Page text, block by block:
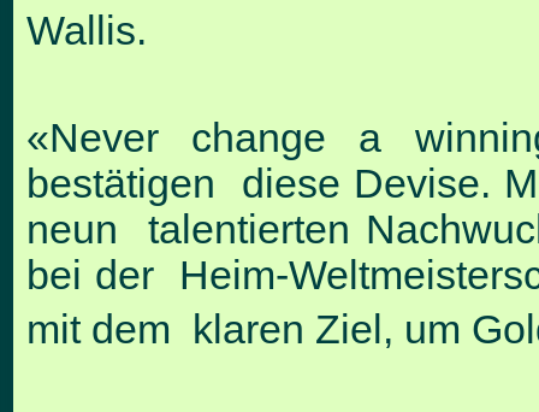
Wallis.
«Never change a
bestätigen diese Devise.
neun talentierten
bei der Heim-
mit dem klaren Ziel, um